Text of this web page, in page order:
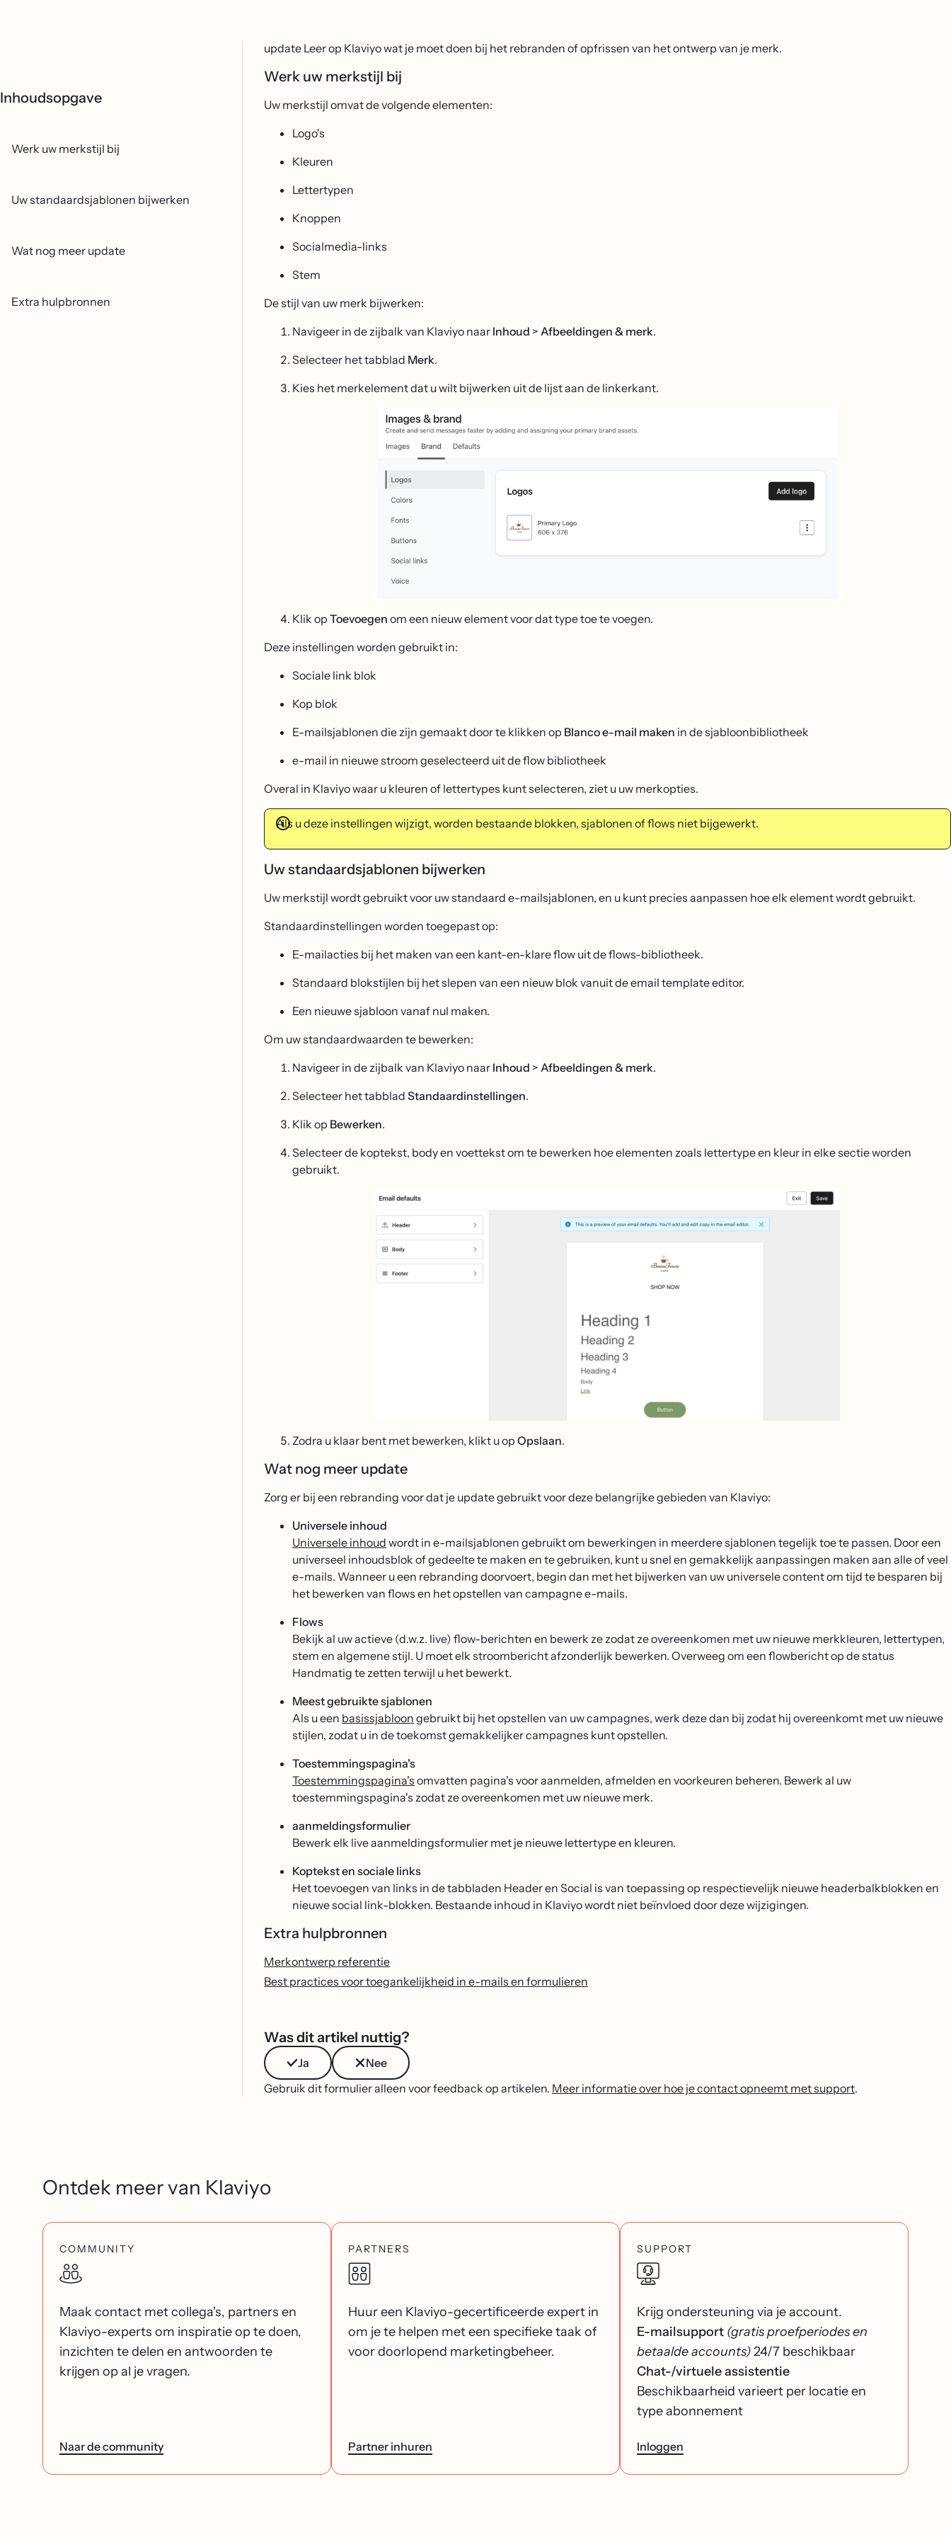
Inhoudsopgave
Werk uw merkstijl bij
Uw standaardsjablonen bijwerken
Wat nog meer update
Extra hulpbronnen
update Leer op Klaviyo wat je moet doen bij het rebranden of opfrissen van het ontwerp van je merk.
Werk uw merkstijl bij
Uw merkstijl omvat de volgende elementen:
Logo's
Kleuren
Lettertypen
Knoppen
Socialmedia-links
Stem
De stijl van uw merk bijwerken:
Navigeer in de zijbalk van Klaviyo naar Inhoud > Afbeeldingen & merk.
Selecteer het tabblad Merk.
Kies het merkelement dat u wilt bijwerken uit de lijst aan de linkerkant.
Klik op Toevoegen om een nieuw element voor dat type toe te voegen.
Deze instellingen worden gebruikt in:
Sociale link blok
Kop blok
E-mailsjablonen die zijn gemaakt door te klikken op Blanco e-mail maken in de sjabloonbibliotheek
e-mail in nieuwe stroom geselecteerd uit de flow bibliotheek
Overal in Klaviyo waar u kleuren of lettertypes kunt selecteren, ziet u uw merkopties.
Als u deze instellingen wijzigt, worden bestaande blokken, sjablonen of flows niet bijgewerkt.
Uw standaardsjablonen bijwerken
Uw merkstijl wordt gebruikt voor uw standaard e-mailsjablonen, en u kunt precies aanpassen hoe elk element wordt gebruikt.
Standaardinstellingen worden toegepast op:
E-mailacties bij het maken van een kant-en-klare flow uit de flows-bibliotheek.
Standaard blokstijlen bij het slepen van een nieuw blok vanuit de email template editor.
Een nieuwe sjabloon vanaf nul maken.
Om uw standaardwaarden te bewerken:
Navigeer in de zijbalk van Klaviyo naar Inhoud > Afbeeldingen & merk.
Selecteer het tabblad Standaardinstellingen.
Klik op Bewerken.
Selecteer de koptekst, body en voettekst om te bewerken hoe elementen zoals lettertype en kleur in elke sectie worden
gebruikt.
Zodra u klaar bent met bewerken, klikt u op Opslaan.
Wat nog meer update
Zorg er bij een rebranding voor dat je update gebruikt voor deze belangrijke gebieden van Klaviyo:
Universele inhoud
Universele inhoud wordt in e-mailsjablonen gebruikt om bewerkingen in meerdere sjablonen tegelijk toe te passen. Door een
universeel inhoudsblok of gedeelte te maken en te gebruiken, kunt u snel en gemakkelijk aanpassingen maken aan alle of veel
e-mails. Wanneer u een rebranding doorvoert, begin dan met het bijwerken van uw universele content om tijd te besparen bij
het bewerken van flows en het opstellen van campagne e-mails.
Flows
Bekijk al uw actieve (d.w.z. live) flow-berichten en bewerk ze zodat ze overeenkomen met uw nieuwe merkkleuren, lettertypen,
stem en algemene stijl. U moet elk stroombericht afzonderlijk bewerken. Overweeg om een flowbericht op de status
Handmatig te zetten terwijl u het bewerkt.
Meest gebruikte sjablonen
Als u een basissjabloon gebruikt bij het opstellen van uw campagnes, werk deze dan bij zodat hij overeenkomt met uw nieuwe
stijlen, zodat u in de toekomst gemakkelijker campagnes kunt opstellen.
Toestemmingspagina's
Toestemmingspagina's omvatten pagina's voor aanmelden, afmelden en voorkeuren beheren. Bewerk al uw
toestemmingspagina's zodat ze overeenkomen met uw nieuwe merk.
aanmeldingsformulier
Bewerk elk live aanmeldingsformulier met je nieuwe lettertype en kleuren.
Koptekst en sociale links
Het toevoegen van links in de tabbladen Header en Social is van toepassing op respectievelijk nieuwe headerbalkblokken en
nieuwe social link-blokken. Bestaande inhoud in Klaviyo wordt niet beïnvloed door deze wijzigingen.
Extra hulpbronnen
Merkontwerp referentie
Best practices voor toegankelijkheid in e-mails en formulieren
Was dit artikel nuttig?
Ja
Nee
Gebruik dit formulier alleen voor feedback op artikelen. Meer informatie over hoe je contact opneemt met support.
Ontdek meer van Klaviyo
COMMUNITY
Maak contact met collega's, partners en
Klaviyo-experts om inspiratie op te doen,
inzichten te delen en antwoorden te
krijgen op al je vragen.
Naar de community
PARTNERS
Huur een Klaviyo-gecertificeerde expert in
om je te helpen met een specifieke taak of
voor doorlopend marketingbeheer.
Partner inhuren
SUPPORT
Krijg ondersteuning via je account.
E-mailsupport (gratis proefperiodes en
betaalde accounts)24/7 beschikbaar
Chat-/virtuele assistentie
Beschikbaarheid varieert per locatie en
type abonnement
Inloggen